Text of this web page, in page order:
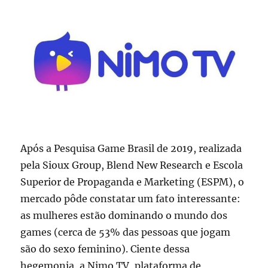
Após a Pesquisa Game Brasil de 2019, realizada
pela Sioux Group, Blend New Research e Escola
Superior de Propaganda e Marketing (ESPM), o
mercado pôde constatar um fato interessante:
as mulheres estão dominando o mundo dos
games (cerca de 53% das pessoas que jogam
são do sexo feminino). Ciente dessa
hegemonia, a Nimo TV, plataforma de